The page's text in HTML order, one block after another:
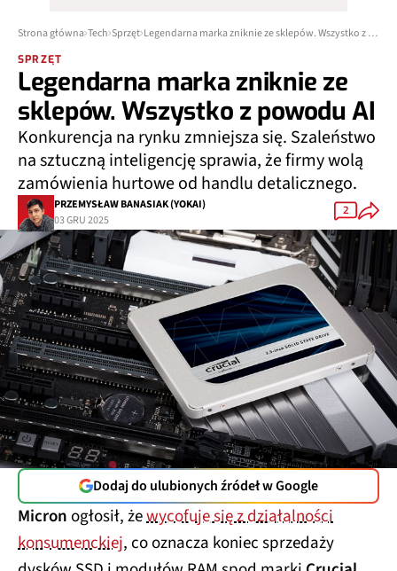
Strona główna Tech Sprzęt Legendarna marka zniknie ze sklepów. Wszystko z powodu AI
SPRZĘT
Legendarna marka zniknie ze
sklepów. Wszystko z powodu AI
Konkurencja na rynku zmniejsza się. Szaleństwo
na sztuczną inteligencję sprawia, że firmy wolą
zamówienia hurtowe od handlu detalicznego.
PRZEMYSŁAW BANASIAK (YOKAI)
03 GRU 2025
2
Dodaj do ulubionych źródeł w Google
Micronogłosił, żewycofuje się z działalności
konsumenckiej, co oznacza koniec sprzedaży